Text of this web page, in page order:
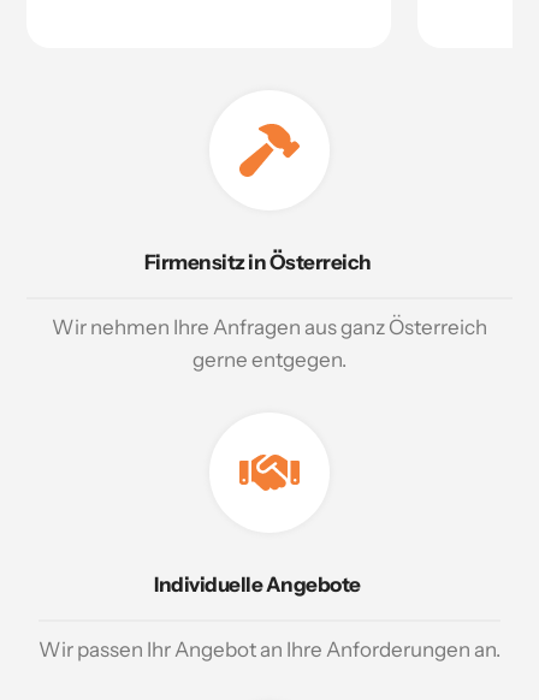
Firmensitz in Österreich
Wir nehmen Ihre Anfragen aus ganz Österreich
gerne entgegen.
Individuelle Angebote
Wir passen Ihr Angebot an Ihre Anforderungen an.